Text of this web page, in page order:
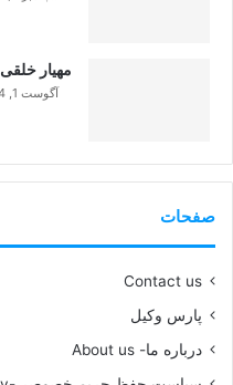
مهیار خلقی
آگوست 1, 2024
صفحات
Contact us
پارس وکیل
درباره ما- About us